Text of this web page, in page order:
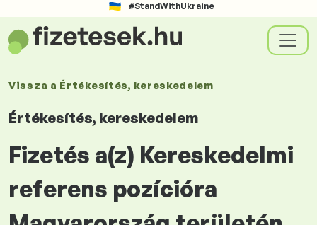
#StandWithUkraine
Vissza a Értékesítés, kereskedelem
Értékesítés, kereskedelem
Fizetés a(z) Kereskedelmi
referens pozícióra